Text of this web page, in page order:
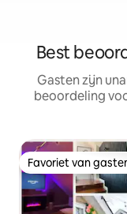
Best
Gasten zijn
beoordeling
Favoriet van
Favoriet van